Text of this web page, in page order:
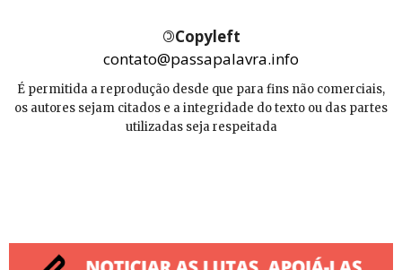
©Copyleft
contato@passapalavra.info
É permitida a reprodução desde que para fins não comerciais,
os autores sejam citados e a integridade do texto ou das partes
utilizadas seja respeitada